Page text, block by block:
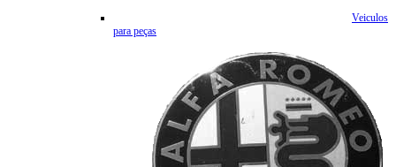
Veiculos
para peças